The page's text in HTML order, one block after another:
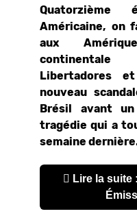
Quatorzième
Américaine, on
aux
continentale
Libertadores
nouveau
Brésil avant
tragédie qui a
semaine
Lire la suite